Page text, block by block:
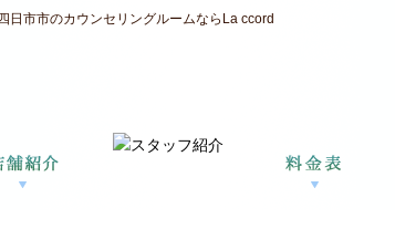
日市市のカウンセリングルームならLa ccord